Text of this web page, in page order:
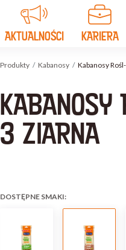
AKTUALNOŚCI KARIERA
Produkty Kabanosy Kabanosy
KABANOSY
3 ZIARNA
DOSTĘPNE SMAKI: